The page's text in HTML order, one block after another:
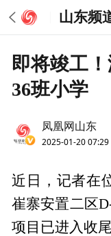
山东频
即将竣工
36班小学
凤凰网山东
2025-01-20 07:29
近日，记者在
崔寨安置二区
项目已进入收尾